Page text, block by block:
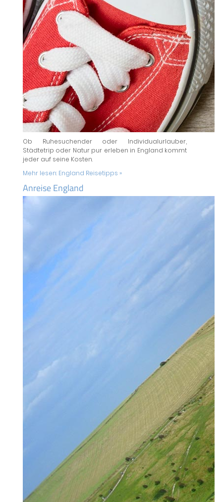
Ob Ruhesuchender oder Individualurlauber,
Städtetrip oder Natur pur erleben in England kommt
jeder auf seine Kosten.
Mehr lesen: England Reisetipps »
Anreise England